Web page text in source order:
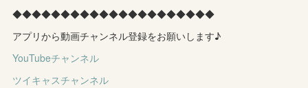
◆◆◆◆◆◆◆◆◆◆◆◆◆◆◆◆◆◆◆◆◆
アプリから動画チャンネル登録をお願いします♪
YouTubeチャンネル
ツイキャスチャンネル